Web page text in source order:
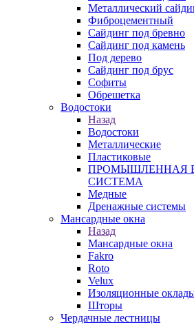
Металлический
Фиброцементный
Сайдинг под бревно
Сайдинг под камень
Под дерево
Сайдинг под брус
Софиты
Обрешетка
Водостоки
Назад
Водостоки
Металлические
Пластиковые
ПРОМЫШЛЕННАЯ
СИСТЕМА
Медные
Дренажные системы
Мансардные окна
Назад
Мансардные окна
Fakro
Roto
Velux
Изоляционные
Шторы
Чердачные лестницы